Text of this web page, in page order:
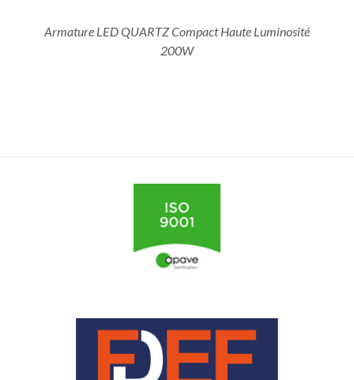
Armature LED QUARTZ Compact Haute Luminosité
200W